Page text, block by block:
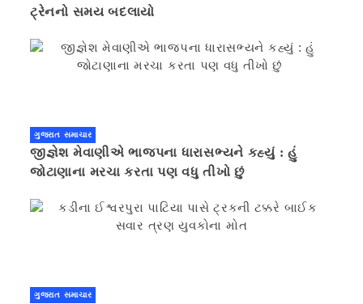
ટ્રેનનો સમય બદલાયો
ગુજરાત સમાચાર
જીજ્ઞેશ મેવાણીએ ભાજપના ધારાસભ્યને કહ્યું : હું
જોટાણાના મરચા કરતા પણ વધુ તીખો છું
ગુજરાત સમાચાર